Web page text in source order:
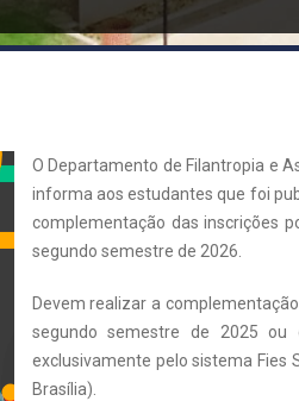
O Departamento de Filantropia e
informa aos estudantes que foi
complementação das inscrições
segundo semestre de 2026.
Devem realizar a
segundo semestre de 2025
exclusivamente pelo sistema Fies
Brasília).